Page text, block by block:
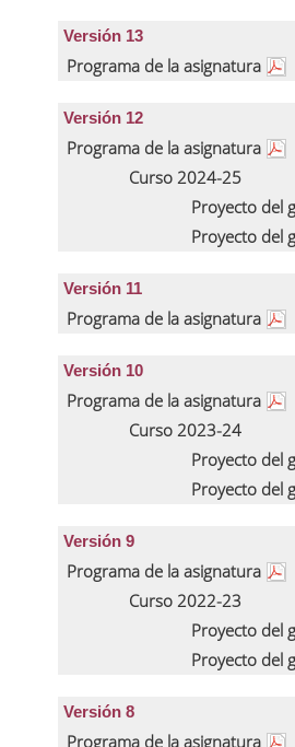
Versión 13
Programa de la asignatura
Versión 12
Programa de la asignatura
Curso 2024-25
Proyecto del
Proyecto del
Versión 11
Programa de la asignatura
Versión 10
Programa de la asignatura
Curso 2023-24
Proyecto del
Proyecto del
Versión 9
Programa de la asignatura
Curso 2022-23
Proyecto del
Proyecto del
Versión 8
Programa de la asignatura